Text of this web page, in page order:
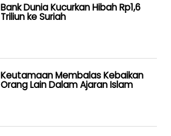
Bank Dunia Kucurkan Hibah Rp1,6
Triliun ke Suriah
Keutamaan Membalas Kebaikan
Orang Lain Dalam Ajaran Islam